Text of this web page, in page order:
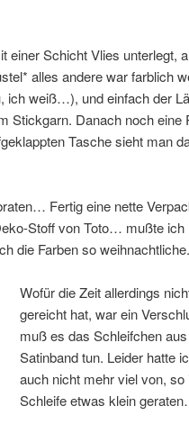
einer Schicht Vlies unterlegt,
alles andere war farblich
ich weiß…), und einfach der
Stickgarn. Danach noch eine
Tasche sieht man
Fertig eine nette
Stoff von Toto… mußte ich
die Farben so
Wofür die Zeit allerdings
gereicht hat, war ein
muß es das Schleifchen aus
Satinband tun. Leider hatte
auch nicht mehr viel von, so
Schleife etwas klein